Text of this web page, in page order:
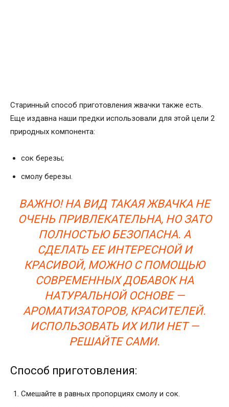
Старинный способ приготовления жвачки также есть.
Еще издавна наши предки использовали для этой цели 2
природных компонента:
сок березы;
смолу березы.
ВАЖНО! НА ВИД ТАКАЯ ЖВАЧКА НЕ
ОЧЕНЬ ПРИВЛЕКАТЕЛЬНА, НО ЗАТО
ПОЛНОСТЬЮ БЕЗОПАСНА. А
СДЕЛАТЬ ЕЕ ИНТЕРЕСНОЙ И
КРАСИВОЙ, МОЖНО С ПОМОЩЬЮ
СОВРЕМЕННЫХ ДОБАВОК НА
НАТУРАЛЬНОЙ ОСНОВЕ —
АРОМАТИЗАТОРОВ, КРАСИТЕЛЕЙ.
ИСПОЛЬЗОВАТЬ ИХ ИЛИ НЕТ —
РЕШАЙТЕ САМИ.
Способ приготовления:
Смешайте в равных пропорциях смолу и сок.